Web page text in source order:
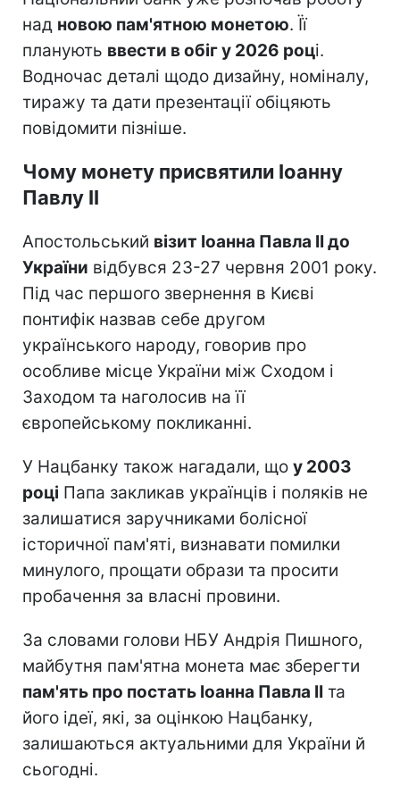
над новою пам'ятною монетою. Її
планують ввести в обіг у 2026 році.
Водночас деталі щодо дизайну, номіналу,
тиражу та дати презентації обіцяють
повідомити пізніше.
Чому монету присвятили Іоанну
Павлу II
Апостольський візит Іоанна Павла II до
України відбувся 23-27 червня 2001 року.
Під час першого звернення в Києві
понтифік назвав себе другом
українського народу, говорив про
особливе місце України між Сходом і
Заходом та наголосив на її
європейському покликанні.
У Нацбанку також нагадали, що у 2003
році Папа закликав українців і поляків не
залишатися заручниками болісної
історичної пам'яті, визнавати помилки
минулого, прощати образи та просити
пробачення за власні провини.
За словами голови НБУ Андрія Пишного,
майбутня пам'ятна монета має зберегти
пам'ять про постать Іоанна Павла II та
його ідеї, які, за оцінкою Нацбанку,
залишаються актуальними для України й
сьогодні.